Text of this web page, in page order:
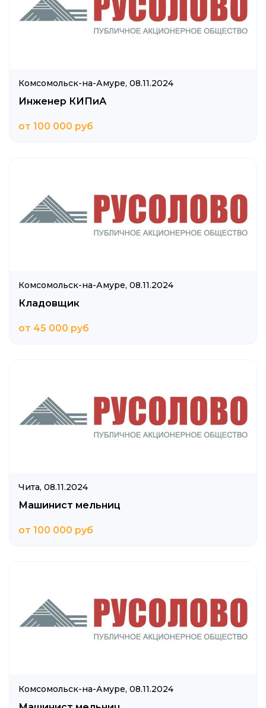
Комсомольск-на-Амуре, 08.11.2024
Инженер КИПиА
от 100 000 руб
Комсомольск-на-Амуре, 08.11.2024
Кладовщик
от 45 000 руб
Чита, 08.11.2024
Машинист мельниц
от 100 000 руб
Комсомольск-на-Амуре, 08.11.2024